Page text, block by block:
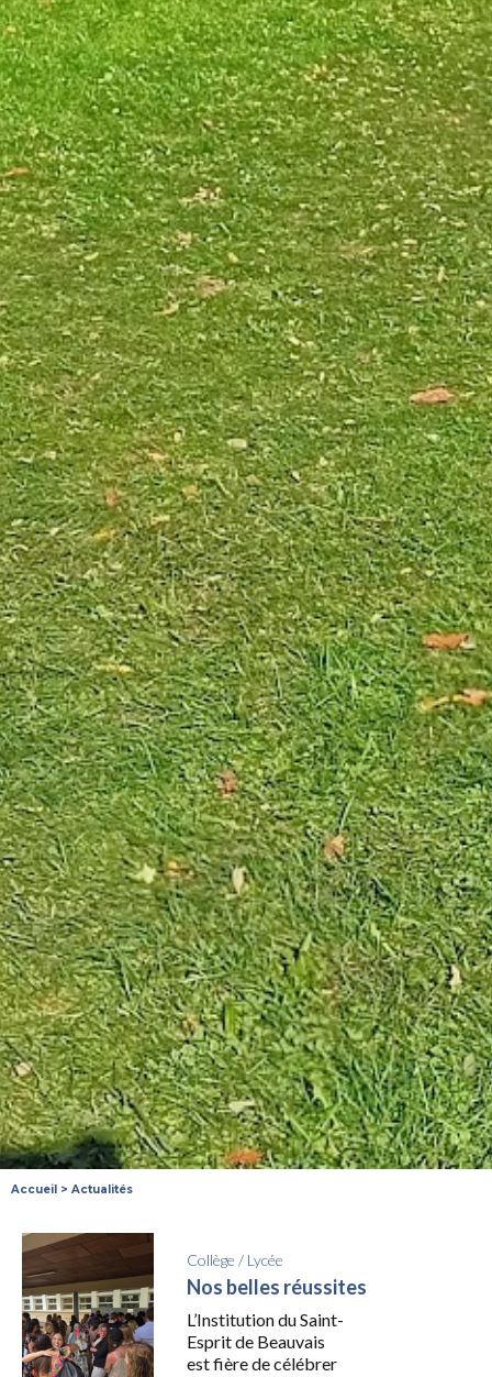
Accueil > Actualités
Collège / Lycée
Nos belles réussites
L’Institution du Saint-
Esprit de Beauvais
est fière de célébrer